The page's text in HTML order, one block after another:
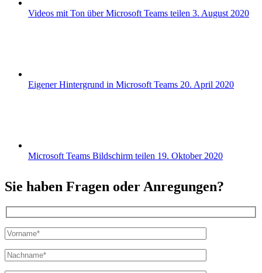
Videos mit Ton über Microsoft Teams teilen 3. August 2020
Eigener Hintergrund in Microsoft Teams 20. April 2020
Microsoft Teams Bildschirm teilen 19. Oktober 2020
Sie haben Fragen oder Anregungen?